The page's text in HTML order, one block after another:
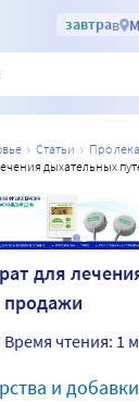
завтрав
статьи
про
дыхательных
для
продажи
Время чтения: 1
и добавки